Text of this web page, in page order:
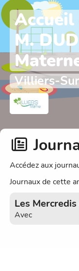
Accueil
M.
Villiers-
Accédez aux
Journaux de cette
Les
Avec